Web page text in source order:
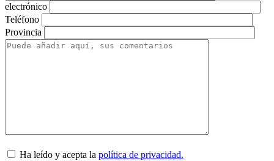
electrónico
Teléfono
Provincia
Ha leído y acepta la política de privacidad.